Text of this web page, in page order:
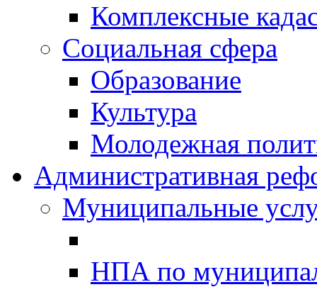
Комплексные
Социальная сфера
Образование
Культура
Молодежная
Административная
Муниципальные
НПА по